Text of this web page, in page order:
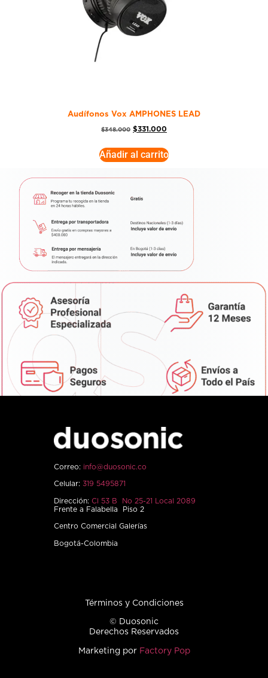
Audífonos Vox AMPHONES LEAD
$348.000 $331.000
Añadir al carrito
Correo: info@duosonic.co
Celular: 319 5495871
Dirección: Cl 53 B No 25-21 Local 2089
Frente a Falabella Piso 2
Centro Comercial Galerías
Bogotá-Colombia
Términos y Condiciones
© Duosonic
Derechos Reservados
Marketing por Factory Pop